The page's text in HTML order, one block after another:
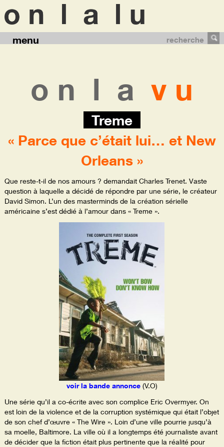
menu recherche
o n l av u
Treme
« Parce que c’était lui… et New
Orleans »
Que reste-t-il de nos amours ? demandait Charles Trenet. Vaste
question à laquelle a décidé de répondre par une série, le créateur
David Simon. L’un des masterminds de la création sérielle
américaine s’est dédié à l’amour dans « Treme ».
voir la bande annonce(V.O)
Une série qu’il a co-écrite avec son complice Eric Overmyer. On
est loin de la violence et de la corruption systémique qui était l’objet
de son chef d’œuvre « The Wire ». Loin d’une ville pourrie jusqu’à
sa moelle, Baltimore. La ville où il a longtemps été journaliste avant
de décider que la fiction était plus pertinente que la réalité pour